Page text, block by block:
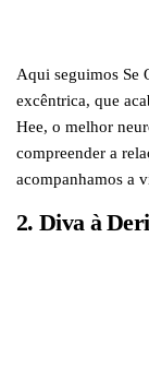
Aqui seguimos Se
excêntrica, que
Hee, o melhor
compreender a
acompanhamos a
2. Diva à